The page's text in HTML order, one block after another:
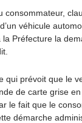
consommateur,
véhicule
Préfecture la
qui prévoit que le
de carte grise
le fait que le
démarche